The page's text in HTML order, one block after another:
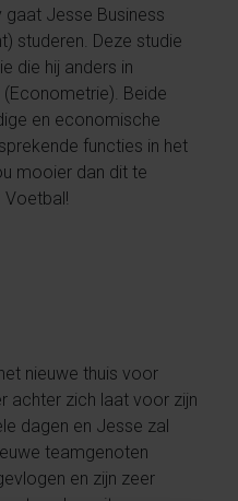
gaat Jesse Business
studeren. Deze studie
die hij anders in
Beide
en economische
functies in het
mooier dan dit te
Voetbal!
nieuwe thuis voor
achter zich laat voor zijn
dagen en Jesse zal
teamgenoten
en zijn zeer